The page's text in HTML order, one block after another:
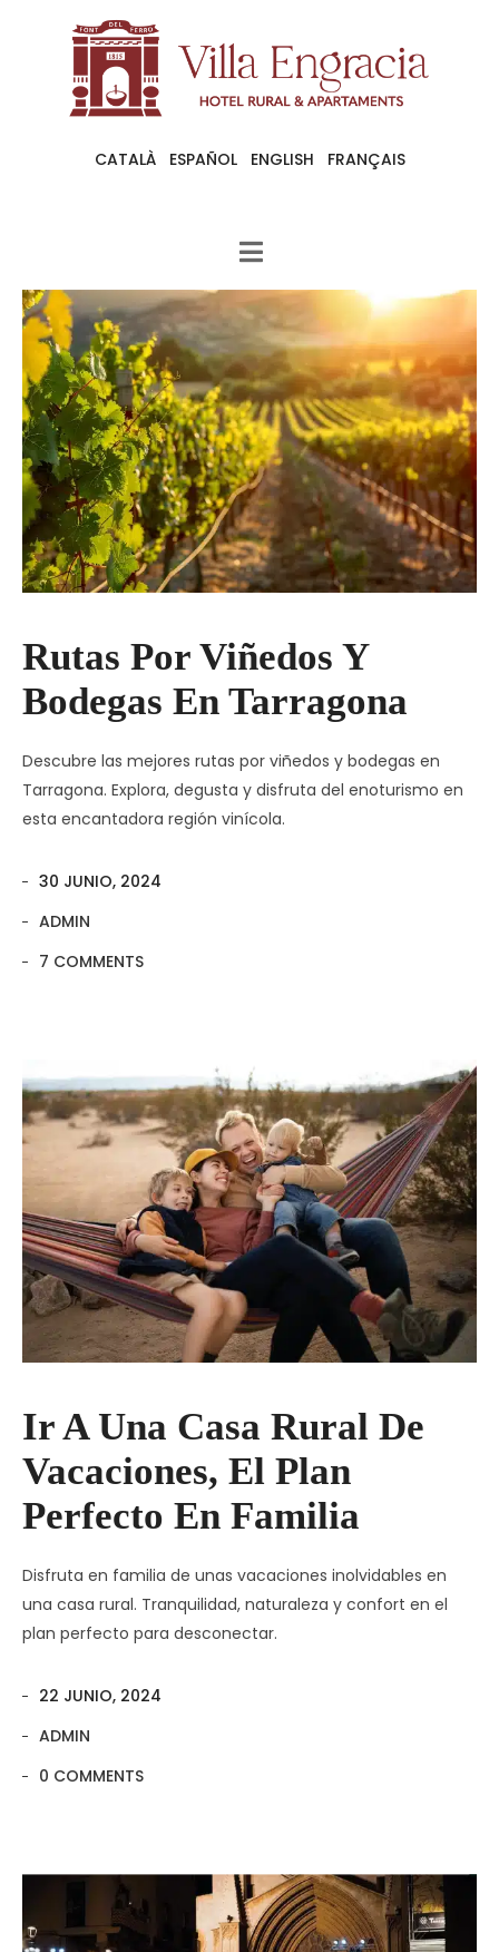
CATALÀ ESPAÑOL ENGLISH FRANÇAIS
Rutas Por Viñedos Y
Bodegas En Tarragona
Descubre las mejores rutas por viñedos y bodegas en
Tarragona. Explora, degusta y disfruta del enoturismo en
esta encantadora región vinícola.
30 JUNIO, 2024
ADMIN
7 COMMENTS
Ir A Una Casa Rural De
Vacaciones, El Plan
Perfecto En Familia
Disfruta en familia de unas vacaciones inolvidables en
una casa rural. Tranquilidad, naturaleza y confort en el
plan perfecto para desconectar.
22 JUNIO, 2024
ADMIN
0 COMMENTS